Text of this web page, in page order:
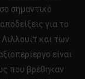
σημαντικό
για το
και των
είναι
που βρέθηκαν